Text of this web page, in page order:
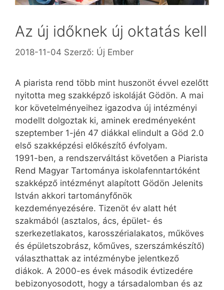
Az új időknek új oktatás kell
2018-11-04 Szerző: Új Ember
A piarista rend több mint huszonöt évvel ezelőtt
nyitotta meg szakképző iskoláját Gödön. A mai
kor követelményeihez igazodva új intézményi
modellt dolgoztak ki, aminek eredményeként
szeptember 1-jén 47 diákkal elindult a Göd 2.0
első szakképzési előkészítő évfolyam.
1991-ben, a rendszerváltást követően a Piarista
Rend Magyar Tartománya iskolafenntartóként
szakképző intézményt alapított Gödön Jelenits
István akkori tartományfőnök
kezdeményezésére. Tizenöt év alatt hét
szakmából (asztalos, ács, épület- és
szerkezetlakatos, karosszérialakatos, műköves
és épületszobrász, kőműves, szerszámkészítő)
választhattak az intézménybe jelentkező
diákok. A 2000-es évek második évtizedére
bebizonyosodott, hogy a társadalomban és az